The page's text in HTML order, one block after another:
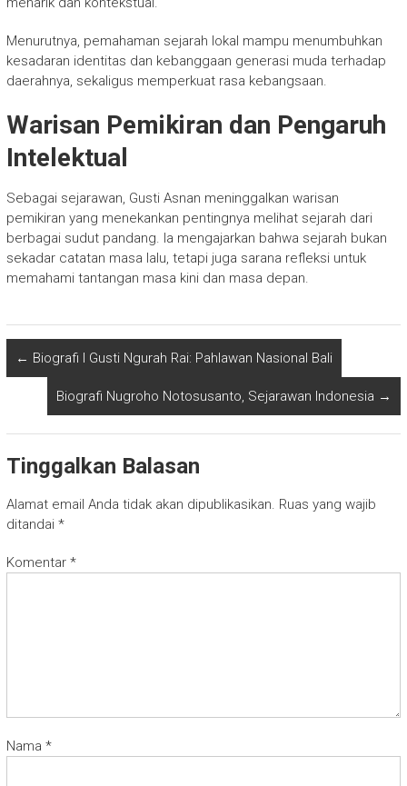
Menurutnya, pemahaman sejarah lokal mampu menumbuhkan
kesadaran identitas dan kebanggaan generasi muda terhadap
daerahnya, sekaligus memperkuat rasa kebangsaan.
Warisan Pemikiran dan Pengaruh
Intelektual
Sebagai sejarawan, Gusti Asnan meninggalkan warisan
pemikiran yang menekankan pentingnya melihat sejarah dari
berbagai sudut pandang. Ia mengajarkan bahwa sejarah bukan
sekadar catatan masa lalu, tetapi juga sarana refleksi untuk
memahami tantangan masa kini dan masa depan.
← Biografi I Gusti Ngurah Rai: Pahlawan Nasional Bali
Biografi Nugroho Notosusanto, Sejarawan Indonesia →
Tinggalkan Balasan
Alamat email Anda tidak akan dipublikasikan. Ruas yang wajib
ditandai *
Komentar *
Nama *